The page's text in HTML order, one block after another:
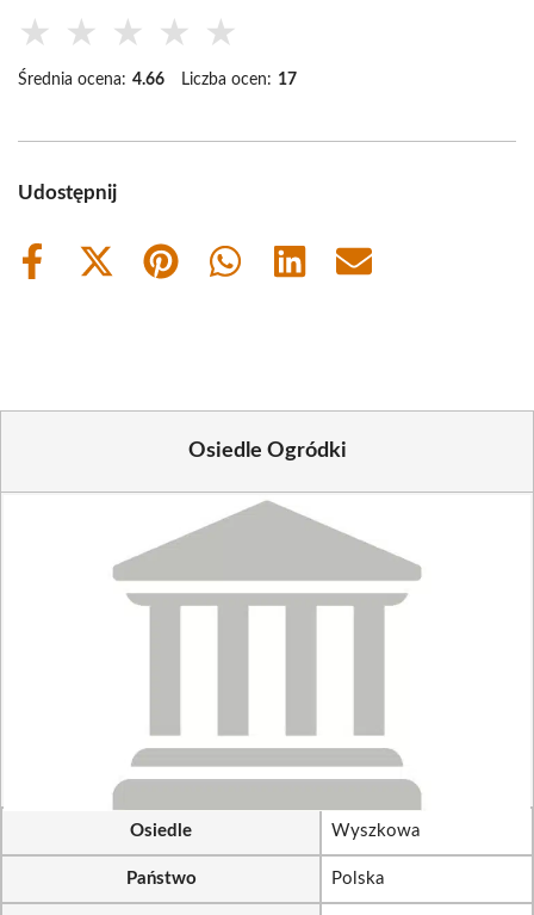
★ ★ ★ ★ ★
Średnia ocena: 4.66 Liczba ocen: 17
Udostępnij
Share
Share
Share
Share
Share
Share
Osiedle Ogródki
Osiedle Wyszkowa
Państwo Polska